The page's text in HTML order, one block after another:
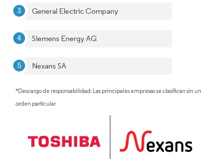
General Electric Company
Siemens Energy AG
Nexans SA
*Descargo de responsabilidad: Las principales empresas se clasifican sin un
orden particular